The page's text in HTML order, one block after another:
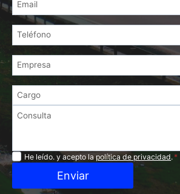
Privacidad
He leído. y acepto lapolítica de privacidad. *
Enviar